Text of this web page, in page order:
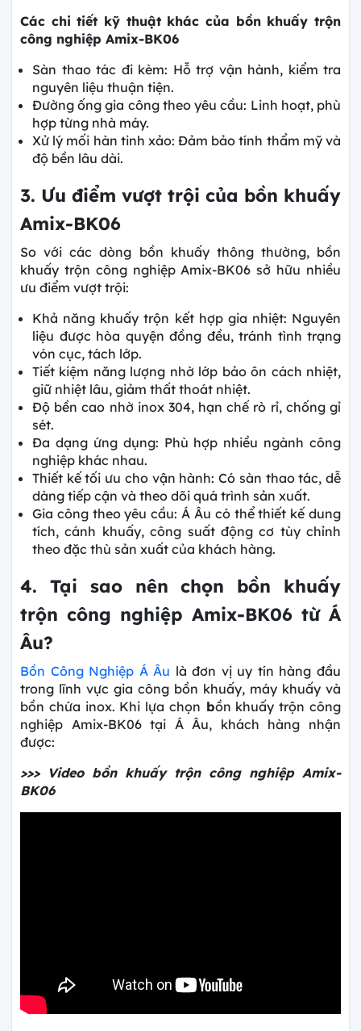
Các chi tiết kỹ thuật khác của bồn khuấy trộn
công nghiệp Amix-BK06
Sàn thao tác đi kèm: Hỗ trợ vận hành, kiểm tra
nguyên liệu thuận tiện.
Đường ống gia công theo yêu cầu: Linh hoạt, phù
hợp từng nhà máy.
Xử lý mối hàn tinh xảo: Đảm bảo tính thẩm mỹ và
độ bền lâu dài.
3. Ưu điểm vượt trội của bồn khuấy
Amix-BK06
So với các dòng bồn khuấy thông thường, bồn
khuấy trộn công nghiệp Amix-BK06 sở hữu nhiều
ưu điểm vượt trội:
Khả năng khuấy trộn kết hợp gia nhiệt: Nguyên
liệu được hòa quyện đồng đều, tránh tình trạng
vón cục, tách lớp.
Tiết kiệm năng lượng nhờ lớp bảo ôn cách nhiệt,
giữ nhiệt lâu, giảm thất thoát nhiệt.
Độ bền cao nhờ inox 304, hạn chế rò rỉ, chống gỉ
sét.
Đa dạng ứng dụng: Phù hợp nhiều ngành công
nghiệp khác nhau.
Thiết kế tối ưu cho vận hành: Có sàn thao tác, dễ
dàng tiếp cận và theo dõi quá trình sản xuất.
Gia công theo yêu cầu: Á Âu có thể thiết kế dung
tích, cánh khuấy, công suất động cơ tùy chỉnh
theo đặc thù sản xuất của khách hàng.
4. Tại sao nên chọn bồn khuấy
trộn công nghiệp Amix-BK06 từ Á
Âu?
Bồn Công Nghiệp Á Âu là đơn vị uy tín hàng đầu
trong lĩnh vực gia công bồn khuấy, máy khuấy và
bồn chứa inox. Khi lựa chọn bồn khuấy trộn công
nghiệp Amix-BK06 tại Á Âu, khách hàng nhận
được:
>>> Video bồn khuấy trộn công nghiệp Amix-
BK06